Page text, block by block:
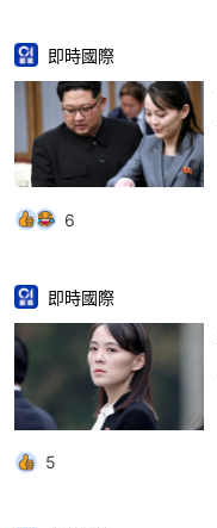
即時國際
6
即時國際
5